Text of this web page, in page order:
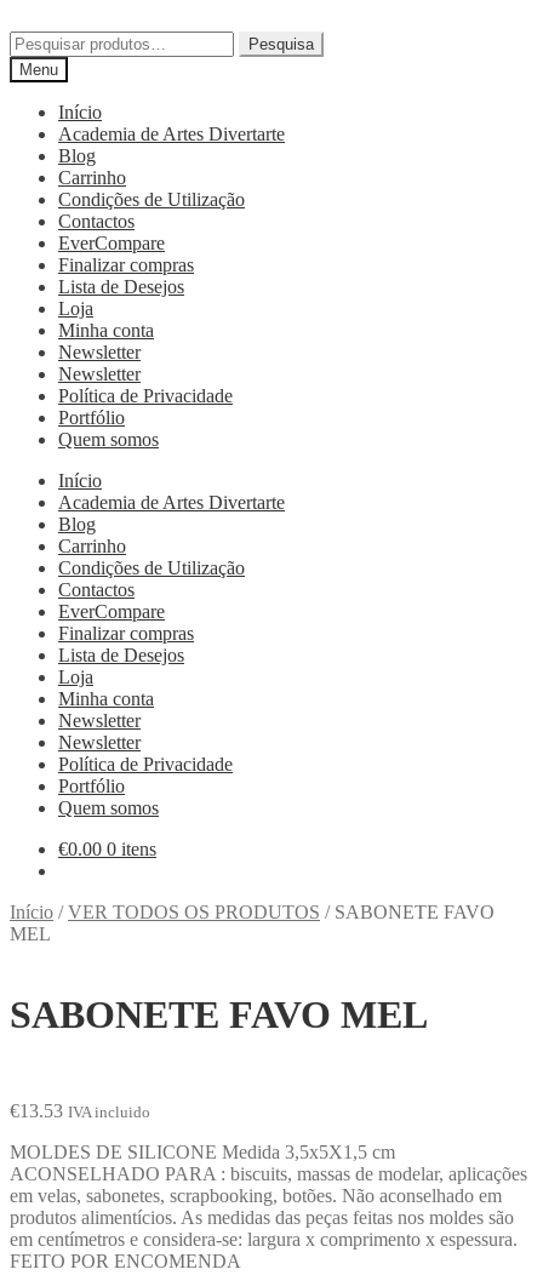
Pesquisa
Menu
Início
Academia de Artes Divertarte
Blog
Carrinho
Condições de Utilização
Contactos
EverCompare
Finalizar compras
Lista de Desejos
Loja
Minha conta
Newsletter
Newsletter
Política de Privacidade
Portfólio
Quem somos
Início
Academia de Artes Divertarte
Blog
Carrinho
Condições de Utilização
Contactos
EverCompare
Finalizar compras
Lista de Desejos
Loja
Minha conta
Newsletter
Newsletter
Política de Privacidade
Portfólio
Quem somos
€0.00 0 itens
Início /VER TODOS OS PRODUTOS / SABONETE FAVO
MEL
SABONETE FAVO MEL
€13.53 IVA incluido
MOLDES DE SILICONE Medida 3,5x5X1,5 cm
ACONSELHADO PARA : biscuits, massas de modelar, aplicações
em velas, sabonetes, scrapbooking, botões. Não aconselhado em
produtos alimentícios. As medidas das peças feitas nos moldes são
em centímetros e considera-se: largura x comprimento x espessura.
FEITO POR ENCOMENDA